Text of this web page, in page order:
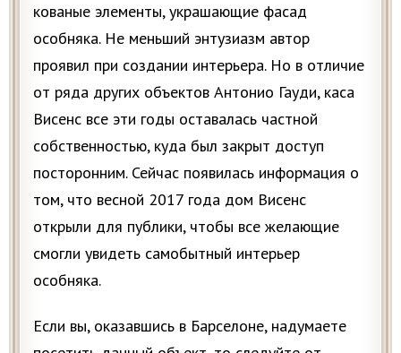
кованые элементы, украшающие фасад
особняка. Не меньший энтузиазм автор
проявил при создании интерьера. Но в отличие
от ряда других объектов Антонио Гауди, каса
Висенс все эти годы оставалась частной
собственностью, куда был закрыт доступ
посторонним. Сейчас появилась информация о
том, что весной 2017 года дом Висенс
открыли для публики, чтобы все желающие
смогли увидеть самобытный интерьер
особняка.
Если вы, оказавшись в Барселоне, надумаете